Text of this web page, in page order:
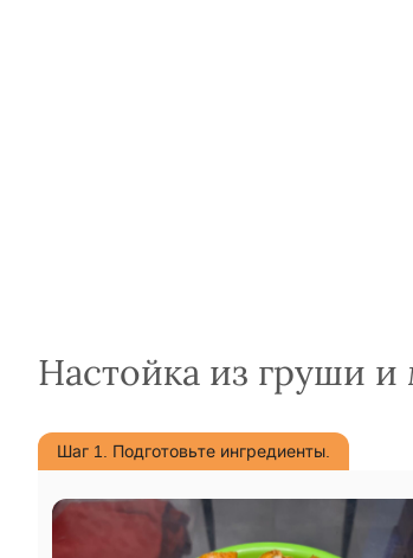
Настойка из груши
Шаг 1. Подготовьте ингредиенты.